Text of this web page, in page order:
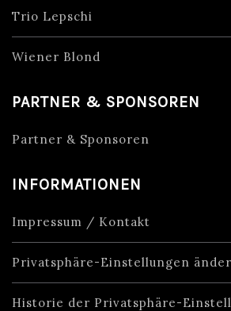
Trio Lepschi
Wiener Blond
PARTNER & SPONSOREN
Partner & Sponsoren
INFORMATIONEN
Impressum / Kontakt
Privatsphäre-Einstellungen
Historie der Privatsphäre-